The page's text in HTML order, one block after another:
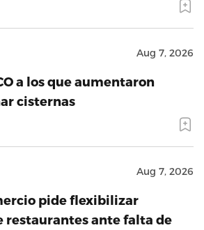
Aug 7, 2026
a los que aumentaron
cisternas
Aug 7, 2026
pide flexibilizar
restaurantes ante falta de